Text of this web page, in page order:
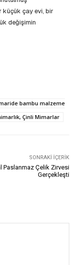
küçük çay evi, bir
değişimin
bambu malzeme
Çinli Mimarlar
SONRAKI İÇERIK
Paslanmaz Çelik Zirvesi
Gerçekleşti